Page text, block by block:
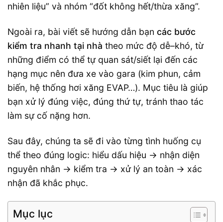
nhiên liệu” và nhóm “đốt không hết/thừa xăng”.
Ngoài ra, bài viết sẽ hướng dẫn bạn các bước
kiểm tra nhanh tại nhà theo mức độ dễ–khó, từ
những điểm có thể tự quan sát/siết lại đến các
hạng mục nên đưa xe vào gara (kim phun, cảm
biến, hệ thống hơi xăng EVAP…). Mục tiêu là giúp
bạn xử lý đúng việc, đúng thứ tự, tránh thao tác
làm sự cố nặng hơn.
Sau đây, chúng ta sẽ đi vào từng tình huống cụ
thể theo đúng logic: hiểu dấu hiệu → nhận diện
nguyên nhân → kiểm tra → xử lý an toàn → xác
nhận đã khắc phục.
Mục lục